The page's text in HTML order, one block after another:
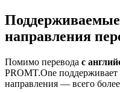
направления
Помимо перевода с
PROMT.One
направления — всего